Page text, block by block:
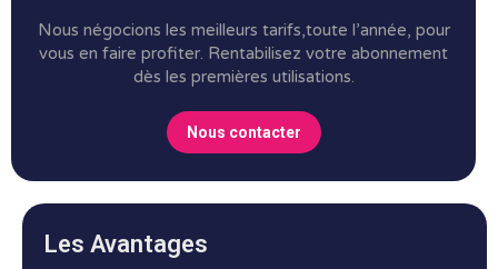
Nous négocions les meilleurs tarifs,toute l’année, pour
vous en faire profiter. Rentabilisez votre abonnement
dès les premières utilisations.
Nous contacter
Les Avantages